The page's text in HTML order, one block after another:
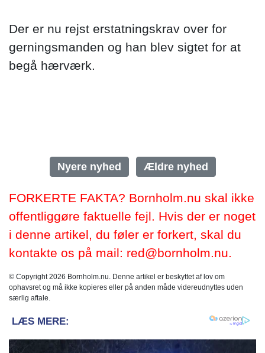
Der er nu rejst erstatningskrav over for
gerningsmanden og han blev sigtet for at
begå hærværk.
Nyere nyhed Ældre nyhed
FORKERTE FAKTA? Bornholm.nu skal ikke
offentliggøre faktuelle fejl. Hvis der er noget
i denne artikel, du føler er forkert, skal du
kontakte os på mail: red@bornholm.nu.
© Copyright 2026 Bornholm.nu. Denne artikel er beskyttet af lov om
ophavsret og må ikke kopieres eller på anden måde videreudnyttes uden
særlig aftale.